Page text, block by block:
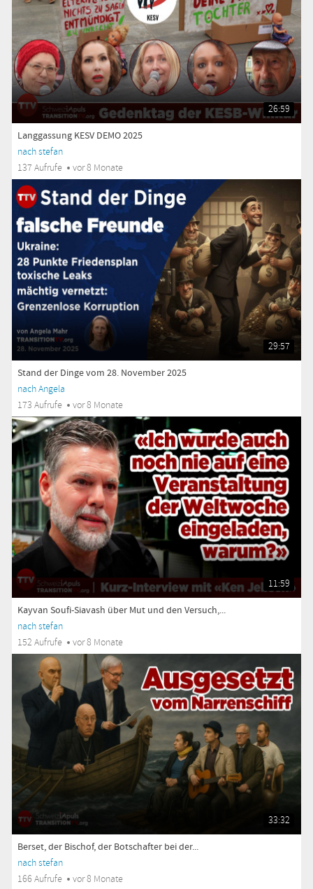
26:59
Langgassung KESV DEMO 2025
nach stefan
137 Aufrufe
vor 8 Monate
29:57
Stand der Dinge vom 28. November 2025
nach Angela
173 Aufrufe
vor 8 Monate
11:59
Kayvan Soufi-Siavash über Mut und den Versuch,...
nach stefan
152 Aufrufe
vor 8 Monate
33:32
Berset, der Bischof, der Botschafter bei der...
nach stefan
166 Aufrufe
vor 8 Monate